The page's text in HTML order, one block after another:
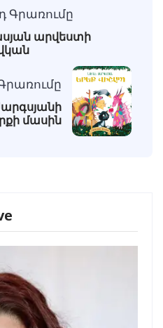
Գրառումը
արվեստի
մասին